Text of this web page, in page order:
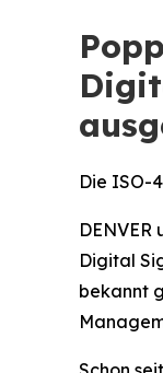
Die ISO-
Digital
bekannt